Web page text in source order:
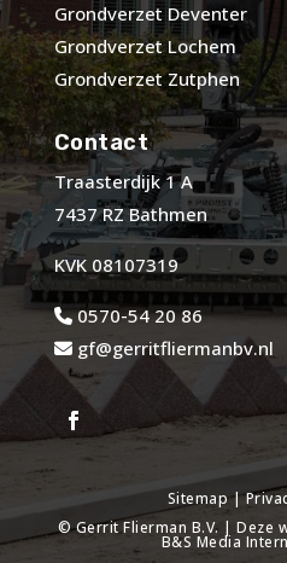
Grondverzet Deventer
Grondverzet Lochem
Grondverzet Zutphen
Contact
Traasterdijk 1 A
7437 RZ Bathmen
KVK 08107319
0570-54 20 86
gf@gerritfliermanbv.nl
Sitemap|
©Gerrit Flierman B.V. | Deze
B&S Media